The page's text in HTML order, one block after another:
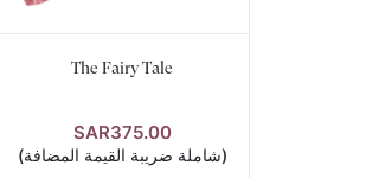
The Fairy Tale
SAR375.00
(شاملة ضريبة القيمة المضافة)
عرض التفاصيل